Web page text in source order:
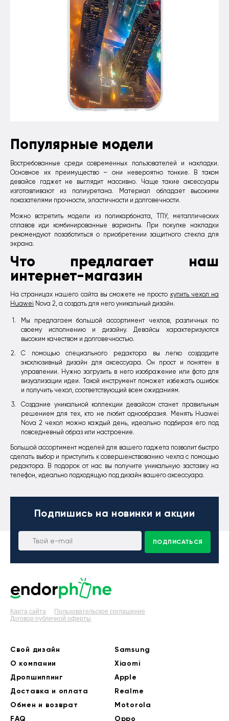
Популярные модели
Востребованные среди современных пользователей и накладки.
Основное их преимущество – они невероятно тонкие. В таком
девайсе гаджет не выглядит массивно. Чаще такие аксессуары
изготавливают из полиуретана. Материал обладает высокими
показателями прочности, эластичности и долговечности.
Можно встретить модели из поликарбоната, ТПУ, металлических
сплавов иди комбинированные варианты. При покупке накладки
рекомендуют позаботиться о приобретении защитного стекла для
экрана.
Что предлагает наш
интернет-магазин
На страницах нашего сайта вы сможете не просто купить чехол на
Huawei Nova 2, а создать для него уникальный дизайн.
Мы предлагаем большой ассортимент чехлов, различных по
своему исполнению и дизайну. Девайсы характеризуются
высоким качеством и долговечностью.
С помощью специального редактора вы легко создадите
эксклюзивный дизайн для аксессуара. Он прост и понятен в
управлении. Нужно загрузить в него изображение или фото для
визуализации идеи. Такой инструмент поможет избежать ошибок
и получить чехол, соответствующий всем ожиданиям.
Создание уникальной коллекции девайсом станет правильным
решением для тех, кто не любит однообразия. Менять Huawei
Nova 2 чехол можно каждый день, идеально подбирая его под
повседневный образ или настроение.
Большой ассортимент моделей для вашего гаджета позволит быстро
сделать выбор и приступить к совершенствованию чехла с помощью
редактора. В подарок от нас вы получите уникальную заставку на
телефон, идеально подходящую под дизайн вашего аксессуара.
Подпишись на новинки и акции
ПОДПИСАТЬСЯ
Карта сайта
Пользовательское соглашение
Договор публичной оферты
Свой дизайн
О компании
Дропшиппинг
Доставка и оплата
Обмен и возврат
FAQ
Samsung
Xiaomi
Apple
Realme
Motorola
Oppo